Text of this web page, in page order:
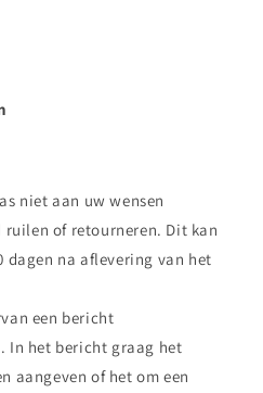
niet aan uw wensen
of retourneren. Dit kan
dagen na aflevering van het
een bericht
. In het bericht graag het
aangeven of het om een